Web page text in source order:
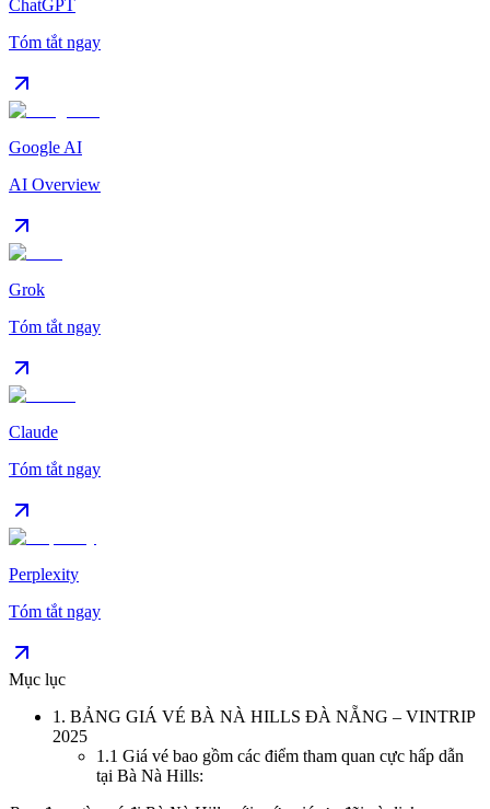
ChatGPT
Tóm tắt ngay
Google AI
AI Overview
Grok
Tóm tắt ngay
Claude
Tóm tắt ngay
Perplexity
Tóm tắt ngay
Mục lục
1 . BẢNG GIÁ VÉ BÀ NÀ HILLS ĐÀ NẴNG – VINTRIP
2025
1.1 Giá vé bao gồm các điểm tham quan cực hấp dẫn
tại Bà Nà Hills: